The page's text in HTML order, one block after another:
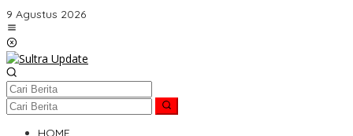
Lewati
ke
konten
9 Agustus 2026
HOME